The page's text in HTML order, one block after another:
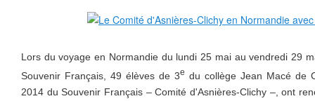
Lors du voyage en Normandie du lundi 25 mai au vendredi 29
Souvenir Français, 49 élèves de 3e du collège Jean Macé de
2014 du Souvenir Français – Comité d'Asnières-Clichy –, ont